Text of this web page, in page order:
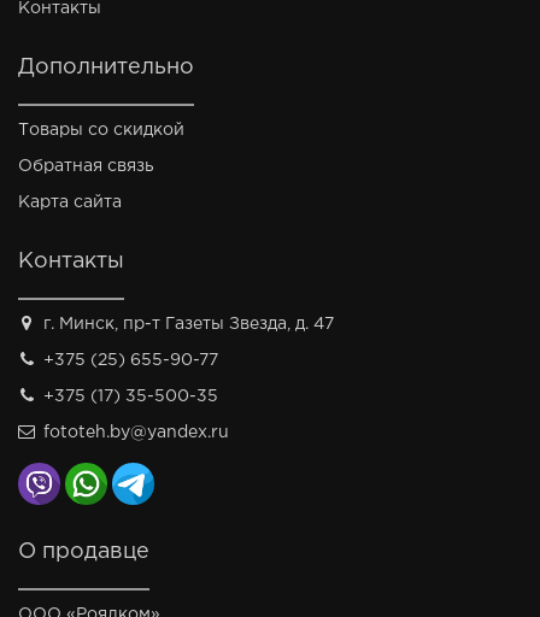
Контакты
Дополнительно
Товары со скидкой
Обратная связь
Карта сайта
Контакты
г. Минск, пр-т Газеты Звезда, д. 47
+375 (25) 655-90-77
+375 (17) 35-500-35
fototeh.by@yandex.ru
О продавце